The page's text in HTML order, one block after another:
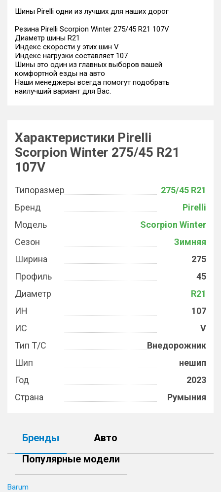
Шины Pirelli одни из лучших для наших дорог
Резина Pirelli Scorpion Winter 275/45 R21 107V
Диаметр шины R21
Индекс скорости у этих шин V
Индекс нагрузки составляет 107
Шины это один из главных выборов вашей
комфортной езды на авто
Наши менеджеры всегда помогут подобрать
наилучший вариант для Вас.
Характеристики Pirelli
Scorpion Winter 275/45 R21
107V
Типоразмер
275/45 R21
Бренд
Pirelli
Модель
Scorpion Winter
Сезон
Зимняя
Ширина
275
Профиль
45
Диаметр
R21
ИН
107
ИС
V
Тип Т/С
Внедорожник
Шип
нешип
Год
2023
Страна
Румыния
Бренды
Авто
Популярные модели
Barum